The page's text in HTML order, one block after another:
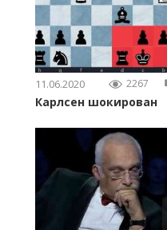
11.06.2020 2267
Карлсен шокирован